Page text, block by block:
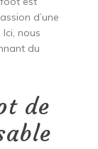
d’une
nous
du
de